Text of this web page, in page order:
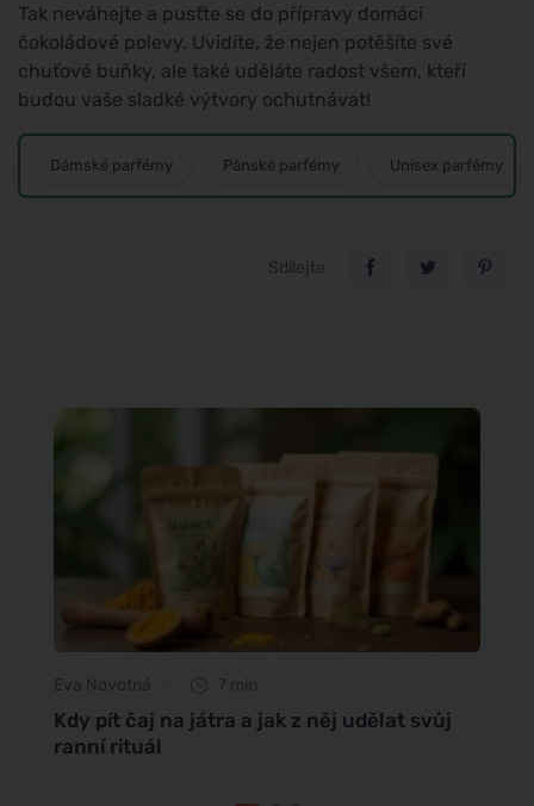
Tak neváhejte a pusťte se do přípravy domácí
čokoládové polevy. Uvidíte, že nejen potěšíte své
chuťové buňky, ale také uděláte radost všem, kteří
budou vaše sladké výtvory ochutnávat!
Dámské parfémy Pánské parfémy Unisex parfémy
Sdílejte
Eva Novotná 7 min
Kdy pít čaj na játra a jak z něj udělat svůj
ranní rituál